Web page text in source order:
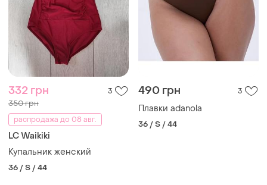
332 грн 3
350 грн
распродажа до 08 авг.
LC Waikiki
Купальник женский
36 / S / 44
490 грн 3
Плавки adanola
36 / S / 44